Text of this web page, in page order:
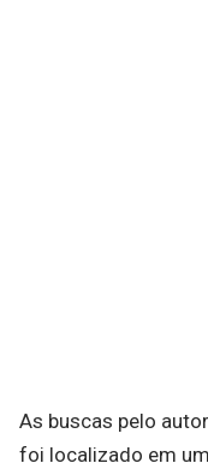
As buscas pelo
foi localizado em